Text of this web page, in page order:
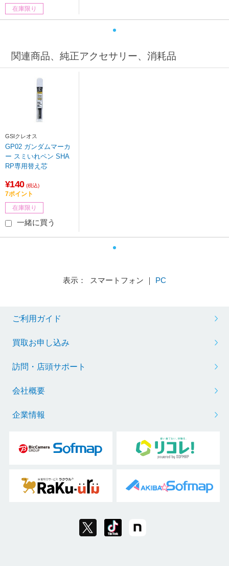
在庫限り
関連商品、純正アクセサリー、消耗品
GSIクレオス
GP02 ガンダムマーカ
ー スミいれペン SHA
RP専用替え芯
¥140 (税込)
7ポイント
在庫限り
一緒に買う
表示： スマートフォン ｜ PC
ご利用ガイド
買取お申し込み
訪問・店頭サポート
会社概要
企業情報